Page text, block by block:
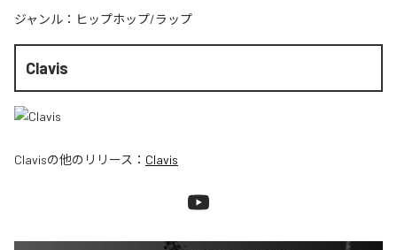
ジャンル： ヒップホップ/ラップ
Clavis
Clavisの他のリリース： Clavis